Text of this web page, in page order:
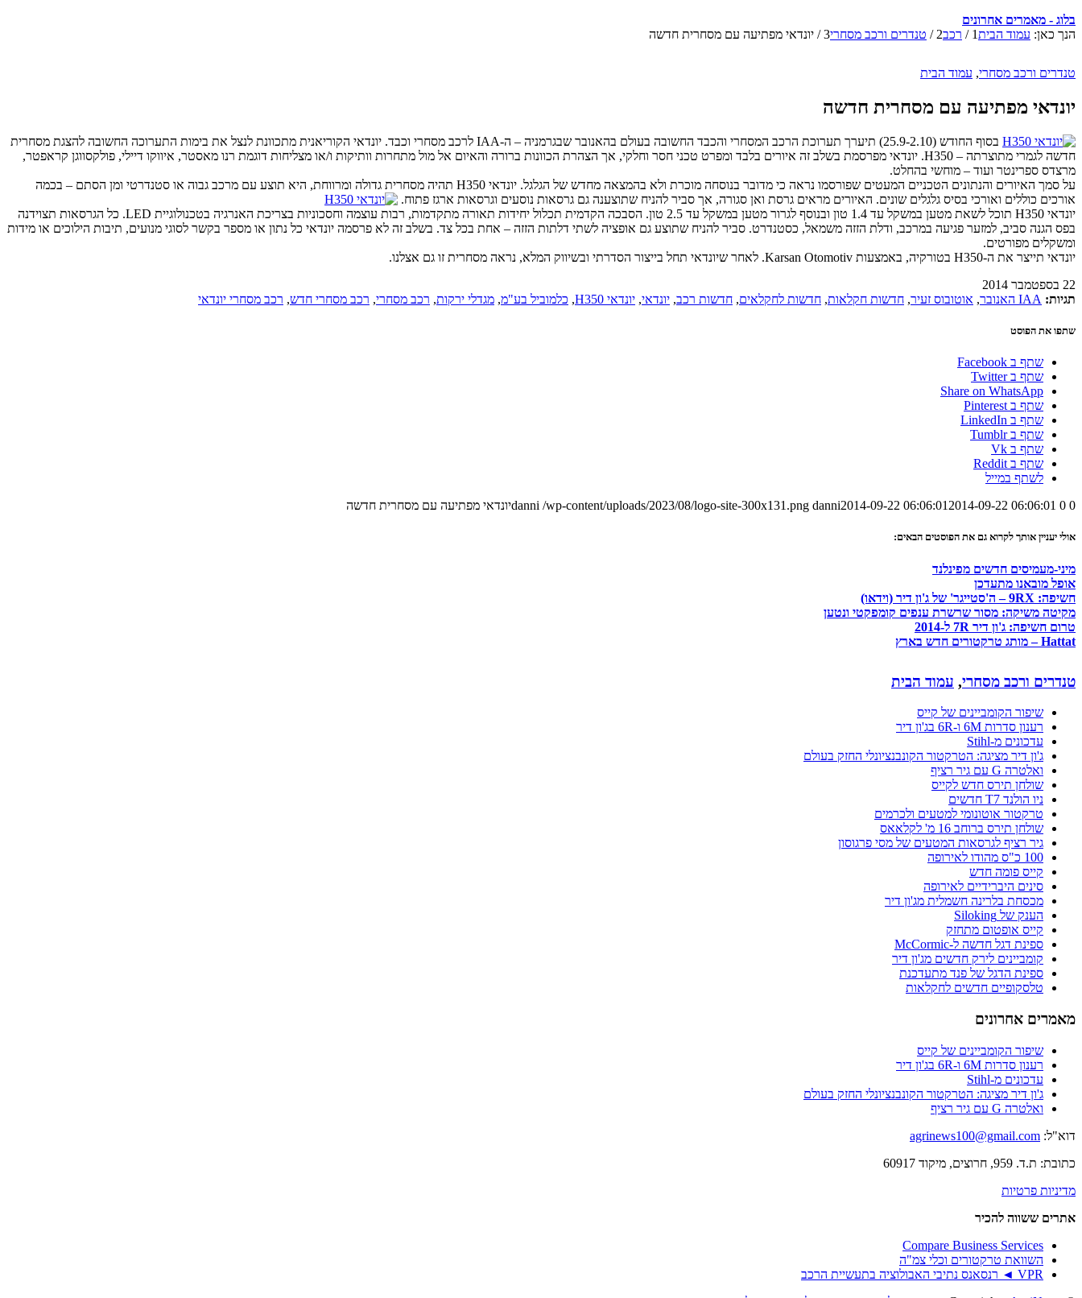
בלוג - מאמרים אחרונים
הנך כאן: עמוד הבית1
/ רכב2
/ טנדרים ורכב מסחרי3
/ יונדאי מפתיעה עם מסחרית חדשה
טנדרים ורכב מסחרי, עמוד הבית
יונדאי מפתיעה עם מסחרית חדשה
בסוף החודש (25.9-2.10) תיערך תערוכת הרכב המסחרי והכבד החשובה בעולם בהאנובר שבגרמניה – ה-IAA לרכב מסחרי וכבד. יונדאי הקוריאנית מתכוונת לנצל את בימות התערוכה החשובה להצגת מסחרית
חדשה לגמרי מתוצרתה – H350. יונדאי מפרסמת בשלב זה איורים בלבד ומפרט טכני חסר וחלקי, אך הצהרת הכוונות ברורה והאיום אל מול מתחרות וותיקות ו/או מצליחות דוגמת רנו מאסטר, איווקו דיילי, פולקסווגן קראפטר,
מרצדס ספרינטר ועוד – מוחשי בהחלט.
על סמך האיורים והנתונים הטכניים המעטים שפורסמו נראה כי מדובר בנוסחה מוכרת ולא בהמצאה מחדש של הגלגל. יונדאי H350 תהיה מסחרית גדולה ומרווחת, היא תוצע עם מרכב גבוה או סטנדרטי ומן הסתם – בכמה
אורכים כוללים ואורכי בסיס גלגלים שונים. האיורים מראים גרסת ואן סגורה, אך סביר להניח שתוצענה גם גרסאות נוסעים וגרסאות ארגז פתוח.
יונדאי H350 תוכל לשאת מטען במשקל עד 1.4 טון ובנוסף לגרור מטען במשקל עד 2.5 טון. הסבכה הקדמית תכלול יחידות תאורה מתקדמות, רבות עוצמה וחסכוניות בצריכת האנרגיה בטכנולוגיית LED. כל הגרסאות תצוידנה
בפס הגנה סביב, למזער פגיעה במרכב, ודלת הזזה משמאל, כסטנדרט. סביר להניח שתוצע גם אופציה לשתי דלתות הזזה – אחת בכל צד. בשלב זה לא פרסמה יונדאי כל נתון או מספר בקשר לסוגי מנועים, תיבות הילוכים או מידות
ומשקלים מפורטים.
יונדאי תייצר את ה-H350 בטורקיה, באמצעות Karsan Otomotiv. לאחר שיונדאי תחל בייצור הסדרתי ובשיווק המלא, נראה מסחרית זו גם אצלנו.
22 בספטמבר 2014
תגיות: IAA האנובר , אוטובוס זעיר, חדשות חקלאות, חדשות לחקלאים, חדשות רכב, יונדאי, יונדאי H350 , כלמוביל בע"מ, מגדלי ירקות, רכב מסחרי, רכב מסחרי חדש, רכב מסחרי יונדאי
שתפו את הפוסט
שתף ב Facebook
שתף ב Twitter
Share on WhatsApp
שתף ב Pinterest
שתף ב LinkedIn
שתף ב Tumblr
שתף ב Vk
שתף ב Reddit
לשתף במייל
0
0
danni /wp-content/uploads/2023/08/logo-site-300x131.png danni2014-09-22 06:06:01 2014-09-22 06:06:01 יונדאי מפתיעה עם מסחרית חדשה
אולי יעניין אותך לקרוא גם את הפוסטים הבאים:
מיני-מעמיסים חדשים מפינלנד
אופל מובאנו מתעדכן
חשיפה: 9RX – ה'סטייגר' של ג'ון דיר (וידאו)
מקיטה משיקה: מסור שרשרת ענפים קומפקטי ונטען
טרום חשיפה: ג'ון דיר 7R ל-2014
Hattat – מותג טרקטורים חדש בארץ
טנדרים ורכב מסחרי, עמוד הבית
שיפור הקומביינים של קייס
רענון סדרות 6M ו-6R בג'ון דיר
עדכונים מ-Stihl
ג'ון דיר מציגה: הטרקטור הקונבנציונלי החזק בעולם
ואלטרה G עם גיר רציף
שולחן תירס חדש לקייס
ניו הולנד T7 חדשים
טרקטור אוטונומי למטעים ולכרמים
שולחן תירס ברוחב 16 מ' לקלאאס
גיר רציף לגרסאות המטעים של מסי פרגוסון
100 כ"ס מהודו לאירופה
קייס פומה חדש
סינים היברידיים לאירופה
מכסחת בלרינה חשמלית מג'ון דיר
הענק של Siloking
קייס אופטום מתחזק
ספינת דגל חדשה ל-McCormic
קומביינים לירק חדשים מג'ון דיר
ספינת הדגל של פנד מתעדכנת
טלסקופיים חדשים לחקלאות
מאמרים אחרונים
שיפור הקומביינים של קייס
רענון סדרות 6M ו-6R בג'ון דיר
עדכונים מ-Stihl
ג'ון דיר מציגה: הטרקטור הקונבנציונלי החזק בעולם
ואלטרה G עם גיר רציף
דוא"ל: agrinews100@gmail.com
כתובת: ת.ד. 959, חרוצים, מיקוד 60917
מדיניות פרטיות
אתרים ששווה להכיר
Compare Business Services
השוואת טרקטורים וכלי צמ"ה
VPR ◄ רנסאנס נתיבי האבולוציה בתעשיית הרכב